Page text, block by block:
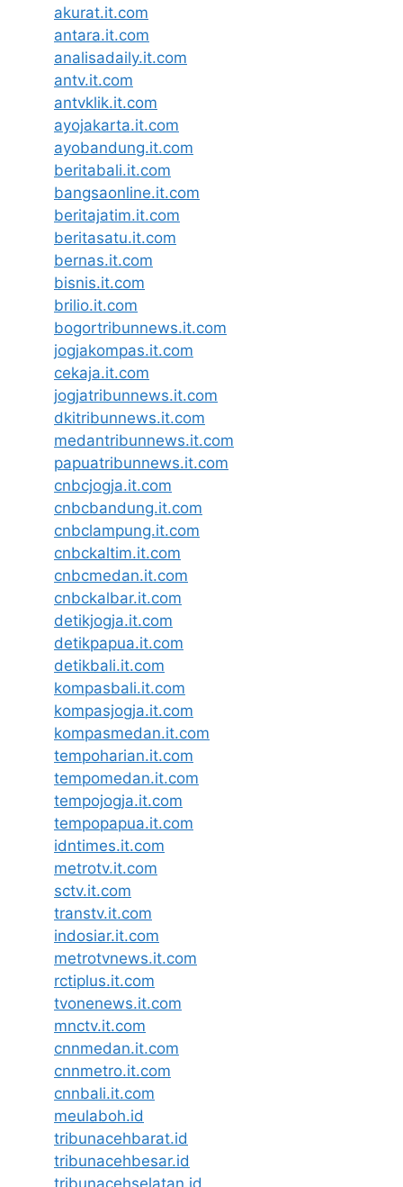
akurat.it.com
antara.it.com
analisadaily.it.com
antv.it.com
antvklik.it.com
ayojakarta.it.com
ayobandung.it.com
beritabali.it.com
bangsaonline.it.com
beritajatim.it.com
beritasatu.it.com
bernas.it.com
bisnis.it.com
brilio.it.com
bogortribunnews.it.com
jogjakompas.it.com
cekaja.it.com
jogjatribunnews.it.com
dkitribunnews.it.com
medantribunnews.it.com
papuatribunnews.it.com
cnbcjogja.it.com
cnbcbandung.it.com
cnbclampung.it.com
cnbckaltim.it.com
cnbcmedan.it.com
cnbckalbar.it.com
detikjogja.it.com
detikpapua.it.com
detikbali.it.com
kompasbali.it.com
kompasjogja.it.com
kompasmedan.it.com
tempoharian.it.com
tempomedan.it.com
tempojogja.it.com
tempopapua.it.com
idntimes.it.com
metrotv.it.com
sctv.it.com
transtv.it.com
indosiar.it.com
metrotvnews.it.com
rctiplus.it.com
tvonenews.it.com
mnctv.it.com
cnnmedan.it.com
cnnmetro.it.com
cnnbali.it.com
meulaboh.id
tribunacehbarat.id
tribunacehbesar.id
tribunacehselatan.id